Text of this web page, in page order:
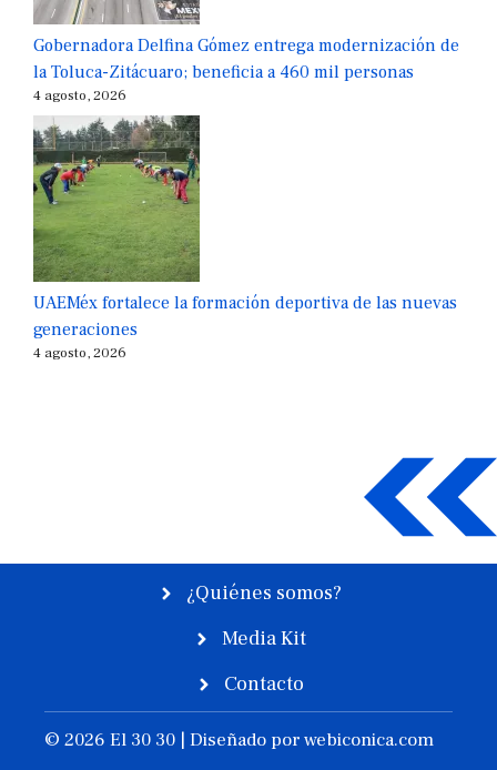
Gobernadora Delfina Gómez entrega modernización de
la Toluca-Zitácuaro; beneficia a 460 mil personas
4 agosto, 2026
UAEMéx fortalece la formación deportiva de las nuevas
generaciones
4 agosto, 2026
¿Quiénes somos?
Media Kit
Contacto
© 2026 El 30 30 | Diseñado porwebiconica.com